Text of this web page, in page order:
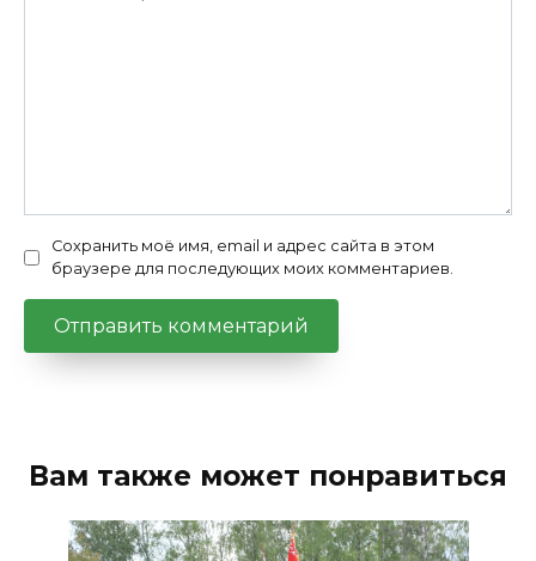
Сохранить моё имя, email и адрес сайта в этом
браузере для последующих моих комментариев.
Вам также может понравиться